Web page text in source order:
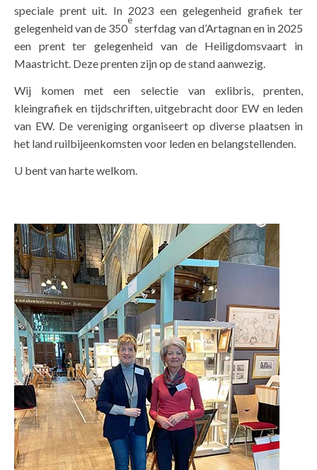
speciale prent uit. In 2023 een gelegenheid grafiek ter
gelegenheid van de 350
e
sterfdag van d’Artagnan en in 2025
een prent ter gelegenheid van de Heiligdomsvaart in
Maastricht. Deze prenten zijn op de stand aanwezig.
Wij komen met een selectie van exlibris, prenten,
kleingrafiek en tijdschriften, uitgebracht door EW en leden
van EW. De vereniging organiseert op diverse plaatsen in
het land ruilbijeenkomsten voor leden en belangstellenden.
U bent van harte welkom.